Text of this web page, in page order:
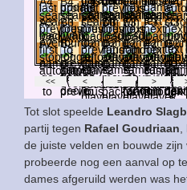
Tot slot speelde Leandro
partij tegen Rafael Goudriaan
de juiste velden en bouwde
probeerde nog een aanval op
dames afgeruild werden was